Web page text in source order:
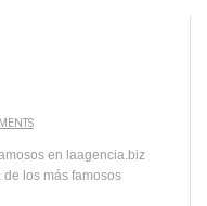
en laagencia.biz
los más famosos